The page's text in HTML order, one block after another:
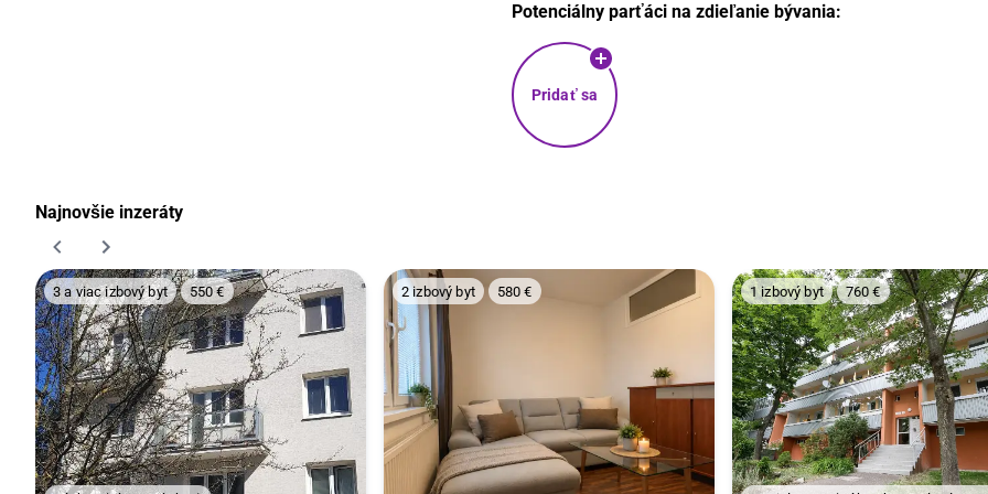
Potenciálny parťáci na zdieľanie bývania:
Pridať sa
Najnovšie inzeráty
3 a viac izbový byt 550 € 2 izbový byt 580 € 1 izbový byt 760 €